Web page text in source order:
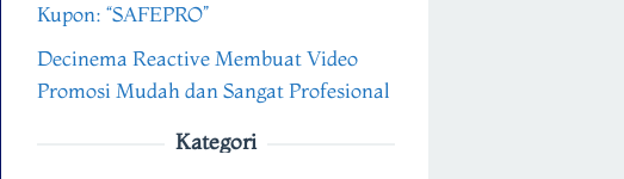
Kupon: “SAFEPRO”
Decinema Reactive Membuat Video
Promosi Mudah dan Sangat Profesional
Kategori